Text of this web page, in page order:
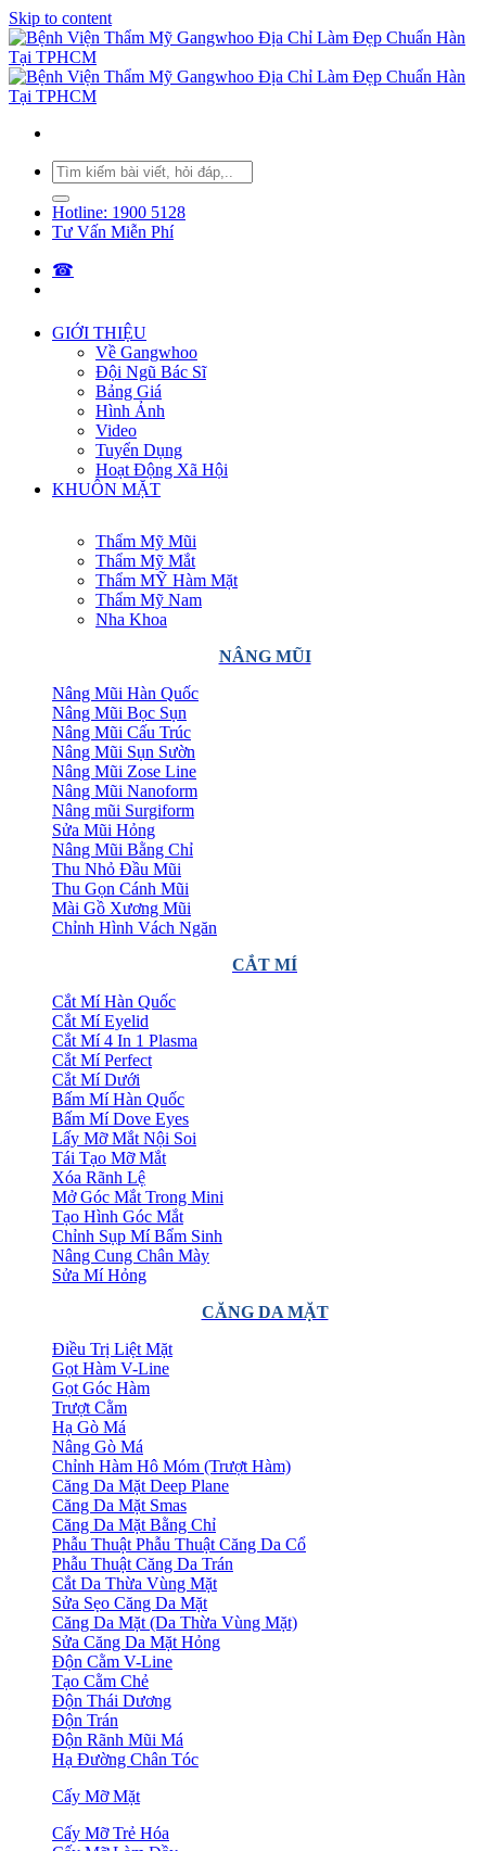
Skip to content
Hotline: 1900 5128
Tư Vấn Miễn Phí
☎︎
GIỚI THIỆU
Về Gangwhoo
Đội Ngũ Bác Sĩ
Bảng Giá
Hình Ảnh
Video
Tuyển Dụng
Hoạt Động Xã Hội
KHUÔN MẶT
Thẩm Mỹ Mũi
Thẩm Mỹ Mắt
Thẩm MỸ Hàm Mặt
Thẩm Mỹ Nam
Nha Khoa
NÂNG MŨI
Nâng Mũi Hàn Quốc
Nâng Mũi Bọc Sụn
Nâng Mũi Cấu Trúc
Nâng Mũi Sụn Sườn
Nâng Mũi Zose Line
Nâng Mũi Nanoform
Nâng mũi Surgiform
Sửa Mũi Hỏng
Nâng Mũi Bằng Chỉ
Thu Nhỏ Đầu Mũi
Thu Gọn Cánh Mũi
Mài Gồ Xương Mũi
Chỉnh Hình Vách Ngăn
CẮT MÍ
Cắt Mí Hàn Quốc
Cắt Mí Eyelid
Cắt Mí 4 In 1 Plasma
Cắt Mí Perfect
Cắt Mí Dưới
Bấm Mí Hàn Quốc
Bấm Mí Dove Eyes
Lấy Mỡ Mắt Nội Soi
Tái Tạo Mỡ Mắt
Xóa Rãnh Lệ
Mở Góc Mắt Trong Mini
Tạo Hình Góc Mắt
Chỉnh Sụp Mí Bẩm Sinh
Nâng Cung Chân Mày
Sửa Mí Hỏng
CĂNG DA MẶT
Điều Trị Liệt Mặt
Gọt Hàm V-Line
Gọt Góc Hàm
Trượt Cằm
Hạ Gò Má
Nâng Gò Má
Chỉnh Hàm Hô Móm (Trượt Hàm)
Căng Da Mặt Deep Plane
Căng Da Mặt Smas
Căng Da Mặt Bằng Chỉ
Phẫu Thuật Phẫu Thuật Căng Da Cổ
Phẫu Thuật Căng Da Trán
Cắt Da Thừa Vùng Mặt
Sửa Sẹo Căng Da Mặt
Căng Da Mặt (Da Thừa Vùng Mặt)
Sửa Căng Da Mặt Hỏng
Độn Cằm V-Line
Tạo Cằm Chẻ
Độn Thái Dương
Độn Trán
Độn Rãnh Mũi Má
Hạ Đường Chân Tóc
Cấy Mỡ Mặt
Cấy Mỡ Trẻ Hóa